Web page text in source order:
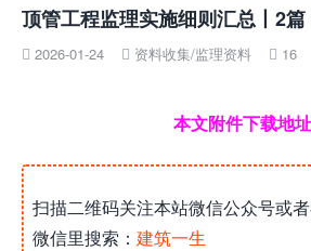
顶管工程监理实施细则汇总丨2
 2026-01-24  资料收集/监理资料  16
本文附件下载地址
扫描二维码关注本站微信公众号或
微信里搜索： 建筑一生